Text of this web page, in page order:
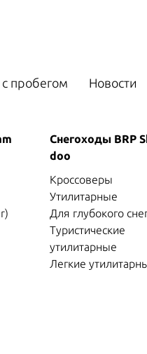
с пробегом Новости
Снегоходы BRP
doo
Кроссоверы
Утилитарные
Для глубокого
Туристические
утилитарные
Легкие